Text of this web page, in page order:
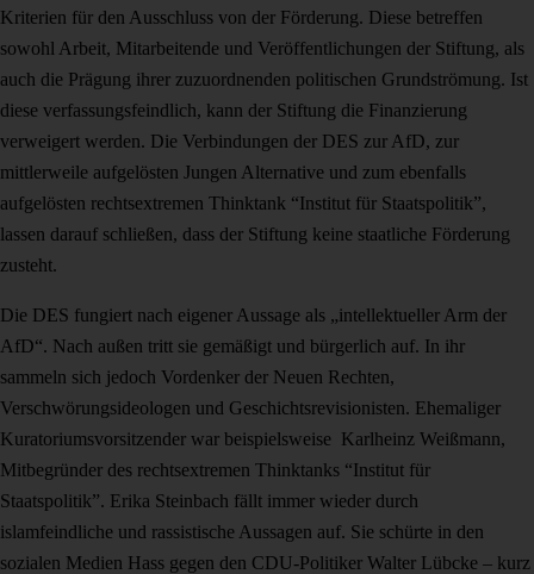
Kriterien für den Ausschluss von der Förderung. Diese betreffen
sowohl Arbeit, Mitarbeitende und Veröffentlichungen der Stiftung, als
auch die Prägung ihrer zuzuordnenden politischen Grundströmung. Ist
diese verfassungsfeindlich, kann der Stiftung die Finanzierung
verweigert werden. Die Verbindungen der DES zur AfD, zur
mittlerweile aufgelösten Jungen Alternative und zum ebenfalls
aufgelösten rechtsextremen Thinktank “Institut für Staatspolitik”,
lassen darauf schließen, dass der Stiftung keine staatliche Förderung
zusteht.
Die DES fungiert nach eigener Aussage als „intellektueller Arm der
AfD“. Nach außen tritt sie gemäßigt und bürgerlich auf. In ihr
sammeln sich jedoch Vordenker der Neuen Rechten,
Verschwörungsideologen und Geschichtsrevisionisten. Ehemaliger
Kuratoriumsvorsitzender war beispielsweise Karlheinz Weißmann,
Mitbegründer des rechtsextremen Thinktanks “Institut für
Staatspolitik”. Erika Steinbach fällt immer wieder durch
islamfeindliche und rassistische Aussagen auf. Sie schürte in den
sozialen Medien Hass gegen den CDU-Politiker Walter Lübcke – kurz